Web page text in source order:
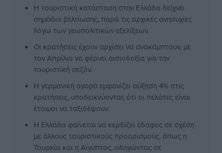
Η τουριστική κατάσταση στην Ελλάδα δείχνει
σημάδια βελτίωσης, παρά τις αρχικές ανησυχίες
λόγω των γεωπολιτικών εξελίξεων.
Οι κρατήσεις έχουν αρχίσει να ανακάμπτουν, με
τον Απρίλιο να φέρνει αισιοδοξία για την
τουριστική σεζόν.
Η γερμανική αγορά εμφανίζει αύξηση 4% στις
κρατήσεις, υποδεικνύοντας ότι οι πελάτες είναι
έτοιμοι να ταξιδέψουν.
Η Ελλάδα φαίνεται να κερδίζει έδαφος σε σχέση
με άλλους τουριστικούς προορισμούς, όπως η
Τουρκία και η Αίγυπτος, οδηγώντας σε